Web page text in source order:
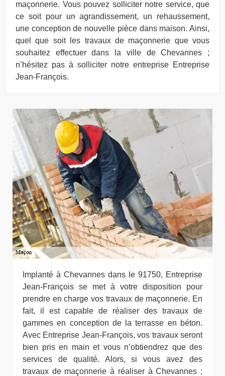
maçonnerie. Vous pouvez solliciter notre service, que
ce soit pour un agrandissement, un rehaussement,
une conception de nouvelle pièce dans maison. Ainsi,
quel que soit les travaux de maçonnerie que vous
souhaitez effectuer dans la ville de Chevannes ;
n’hésitez pas à solliciter notre entreprise Entreprise
Jean-François.
Implanté à Chevannes dans le 91750, Entreprise
Jean-François se met à votre disposition pour
prendre en charge vos travaux de maçonnerie. En
fait, il est capable de réaliser des travaux de
gammes en conception de la terrasse en béton.
Avec Entreprise Jean-François, vos travaux seront
bien pris en main et vous n’obtiendrez que des
services de qualité. Alors, si vous avez des
travaux de maçonnerie à réaliser à Chevannes ;